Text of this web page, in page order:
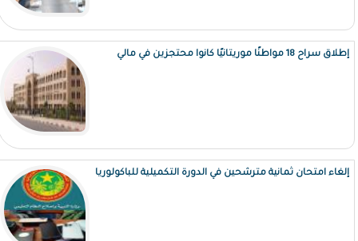
إطلاق سراح 18 مواطنًا موريتانيًا كانوا محتجزين في مالي
إلغاء امتحان ثمانية مترشحين في الدورة التكميلية للباكولوريا